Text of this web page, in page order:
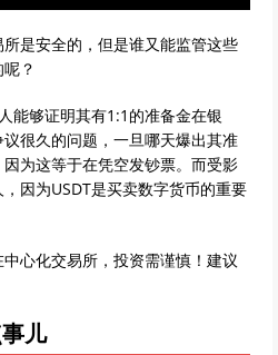
是安全的，但是谁又能监管这些
？
能够证明其有1:1的准备金在银
很久的问题，一旦哪天爆出其准
为这等于在凭空发钞票。而受影
因为USDT是买卖数字货币的重要
心化交易所，投资需谨慎！建议
儿